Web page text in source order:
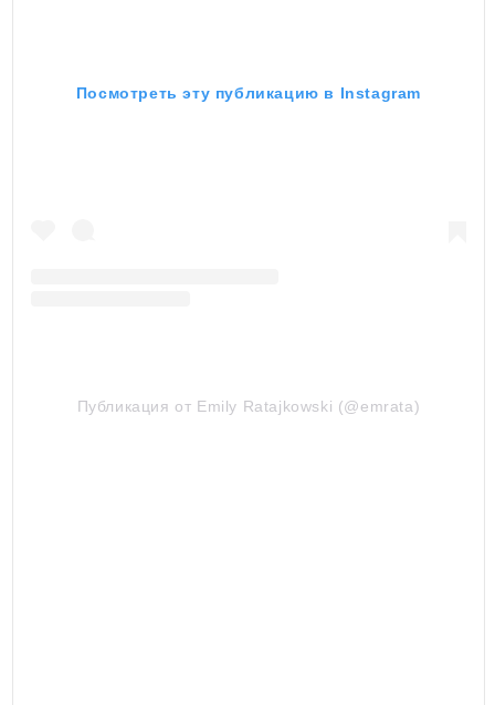
Посмотреть эту публикацию в Instagram
Публикация от Emily Ratajkowski (@emrata)